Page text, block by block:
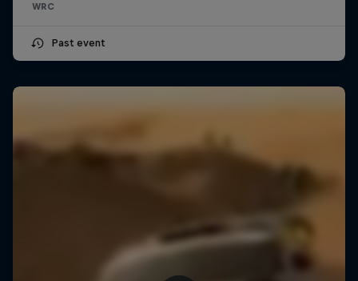
WRC
Past event